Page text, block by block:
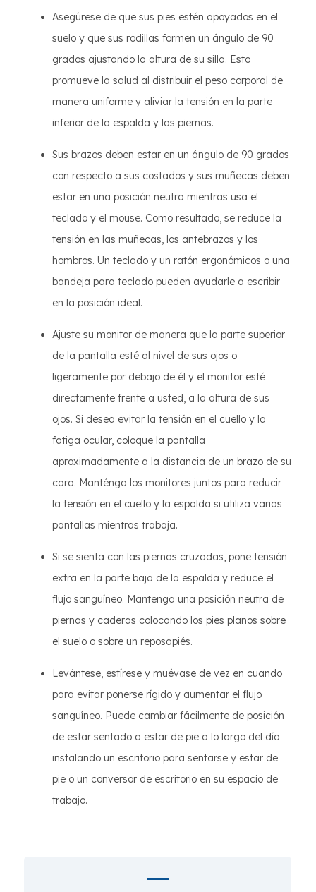
Asegúrese de que sus pies estén apoyados en el
suelo y que sus rodillas formen un ángulo de 90
grados ajustando la altura de su silla. Esto
promueve la salud al distribuir el peso corporal de
manera uniforme y aliviar la tensión en la parte
inferior de la espalda y las piernas.
Sus brazos deben estar en un ángulo de 90 grados
con respecto a sus costados y sus muñecas deben
estar en una posición neutra mientras usa el
teclado y el mouse. Como resultado, se reduce la
tensión en las muñecas, los antebrazos y los
hombros. Un teclado y un ratón ergonómicos o una
bandeja para teclado pueden ayudarle a escribir
en la posición ideal.
Ajuste su monitor de manera que la parte superior
de la pantalla esté al nivel de sus ojos o
ligeramente por debajo de él y el monitor esté
directamente frente a usted, a la altura de sus
ojos. Si desea evitar la tensión en el cuello y la
fatiga ocular, coloque la pantalla
aproximadamente a la distancia de un brazo de su
cara. Manténga los monitores juntos para reducir
la tensión en el cuello y la espalda si utiliza varias
pantallas mientras trabaja.
Si se sienta con las piernas cruzadas, pone tensión
extra en la parte baja de la espalda y reduce el
flujo sanguíneo. Mantenga una posición neutra de
piernas y caderas colocando los pies planos sobre
el suelo o sobre un reposapiés.
Levántese, estírese y muévase de vez en cuando
para evitar ponerse rígido y aumentar el flujo
sanguíneo. Puede cambiar fácilmente de posición
de estar sentado a estar de pie a lo largo del día
instalando un escritorio para sentarse y estar de
pie o un conversor de escritorio en su espacio de
trabajo.